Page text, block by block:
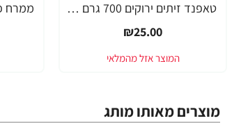
טאפנד זיתים ירוקים 700 גרם - נפטון
₪25.00
מוצרים מאותו מותג